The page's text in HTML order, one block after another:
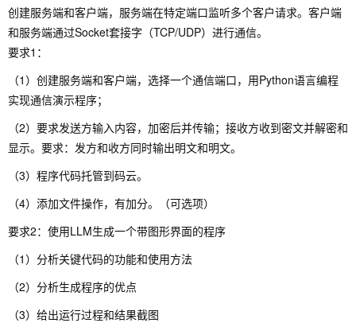
创建服务端和客户端，服务端在特定端口监听多个客户请求。客户端
和服务端通过Socket套接字（TCP/UDP）进行通信。
要求1：
（1）创建服务端和客户端，选择一个通信端口，用Python语言编程
实现通信演示程序；
（2）要求发送方输入内容，加密后并传输；接收方收到密文并解密和
显示。要求：发方和收方同时输出明文和明文。
（3）程序代码托管到码云。
（4）添加文件操作，有加分。（可选项）
要求2：使用LLM生成一个带图形界面的程序
（1）分析关键代码的功能和使用方法
（2）分析生成程序的优点
（3）给出运行过程和结果截图